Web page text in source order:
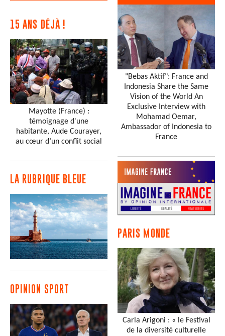
15 ANS DÉJÀ !
Mayotte (France) :
témoignage d'une
habitante, Aude Courayer,
au cœur d’un conflit social
LA RUBRIQUE BLEUE
OPINION SPORT
"Bebas Aktif": France and
Indonesia Share the Same
Vision of the World An
Exclusive Interview with
Mohamad Oemar,
Ambassador of Indonesia to
France
PARIS MONDE
Carla Arigoni : « le Festival
de la diversité culturelle